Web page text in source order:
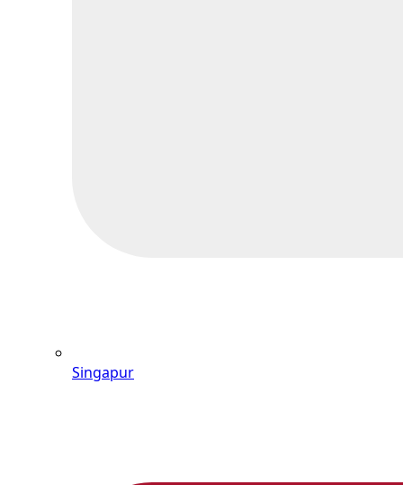
Singapur